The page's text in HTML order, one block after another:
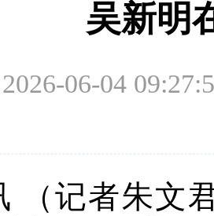
吴新明
06-04
（记者朱文